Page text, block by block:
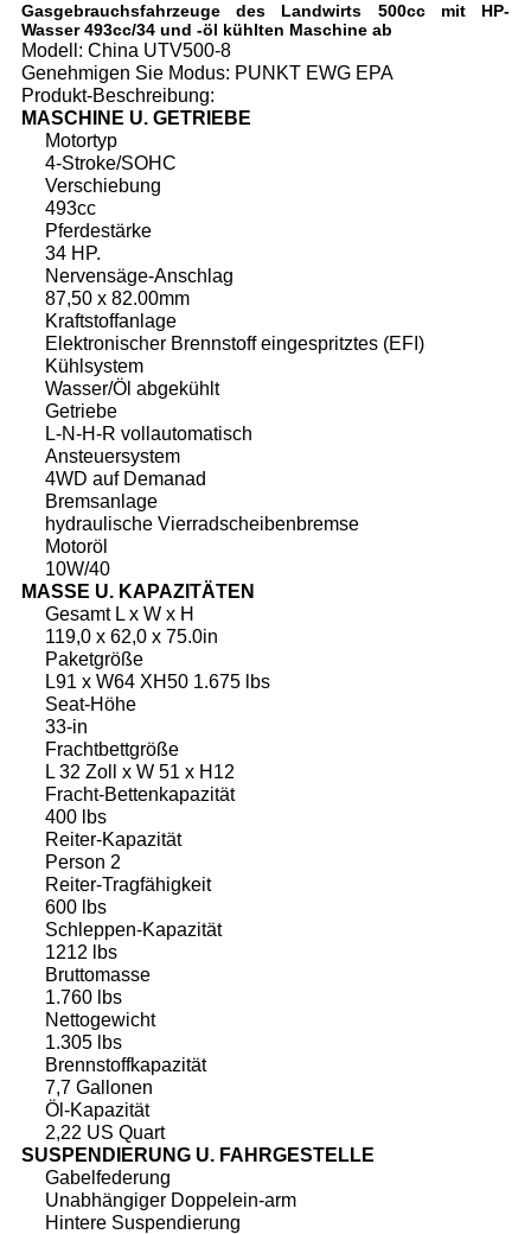
Gasgebrauchsfahrzeuge des Landwirts 500cc mit HP-
Wasser 493cc/34 und -öl kühlten Maschine ab
Modell: China UTV500-8
Genehmigen Sie Modus: PUNKT EWG EPA
Produkt-Beschreibung:
MASCHINE U. GETRIEBE
Motortyp
4-Stroke/SOHC
Verschiebung
493cc
Pferdestärke
34 HP.
Nervensäge-Anschlag
87,50 x 82.00mm
Kraftstoffanlage
Elektronischer Brennstoff eingespritztes (EFI)
Kühlsystem
Wasser/Öl abgekühlt
Getriebe
L-N-H-R vollautomatisch
Ansteuersystem
4WD auf Demanad
Bremsanlage
hydraulische Vierradscheibenbremse
Motoröl
10W/40
MASSE U. KAPAZITÄTEN
Gesamt L x W x H
119,0 x 62,0 x 75.0in
Paketgröße
L91 x W64 XH50 1.675 lbs
Seat-Höhe
33-in
Frachtbettgröße
L 32 Zoll x W 51 x H12
Fracht-Bettenkapazität
400 lbs
Reiter-Kapazität
Person 2
Reiter-Tragfähigkeit
600 lbs
Schleppen-Kapazität
1212 lbs
Bruttomasse
1.760 lbs
Nettogewicht
1.305 lbs
Brennstoffkapazität
7,7 Gallonen
Öl-Kapazität
2,22 US Quart
SUSPENDIERUNG U. FAHRGESTELLE
Gabelfederung
Unabhängiger Doppelein-arm
Hintere Suspendierung